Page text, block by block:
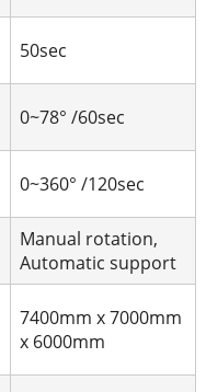
50sec
0~78° /60sec
0~360° /120sec
Manual rotation,
Automatic support
7400mm x 7000mm
x 6000mm